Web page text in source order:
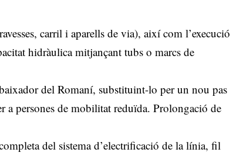
carril i aparells de via), així com l’execució
hidràulica mitjançant tubs o marcs de
del Romaní, substituint-lo per un nou pas
a persones de mobilitat reduïda. Prolongació de
del sistema d’electrificació de la línia, fil